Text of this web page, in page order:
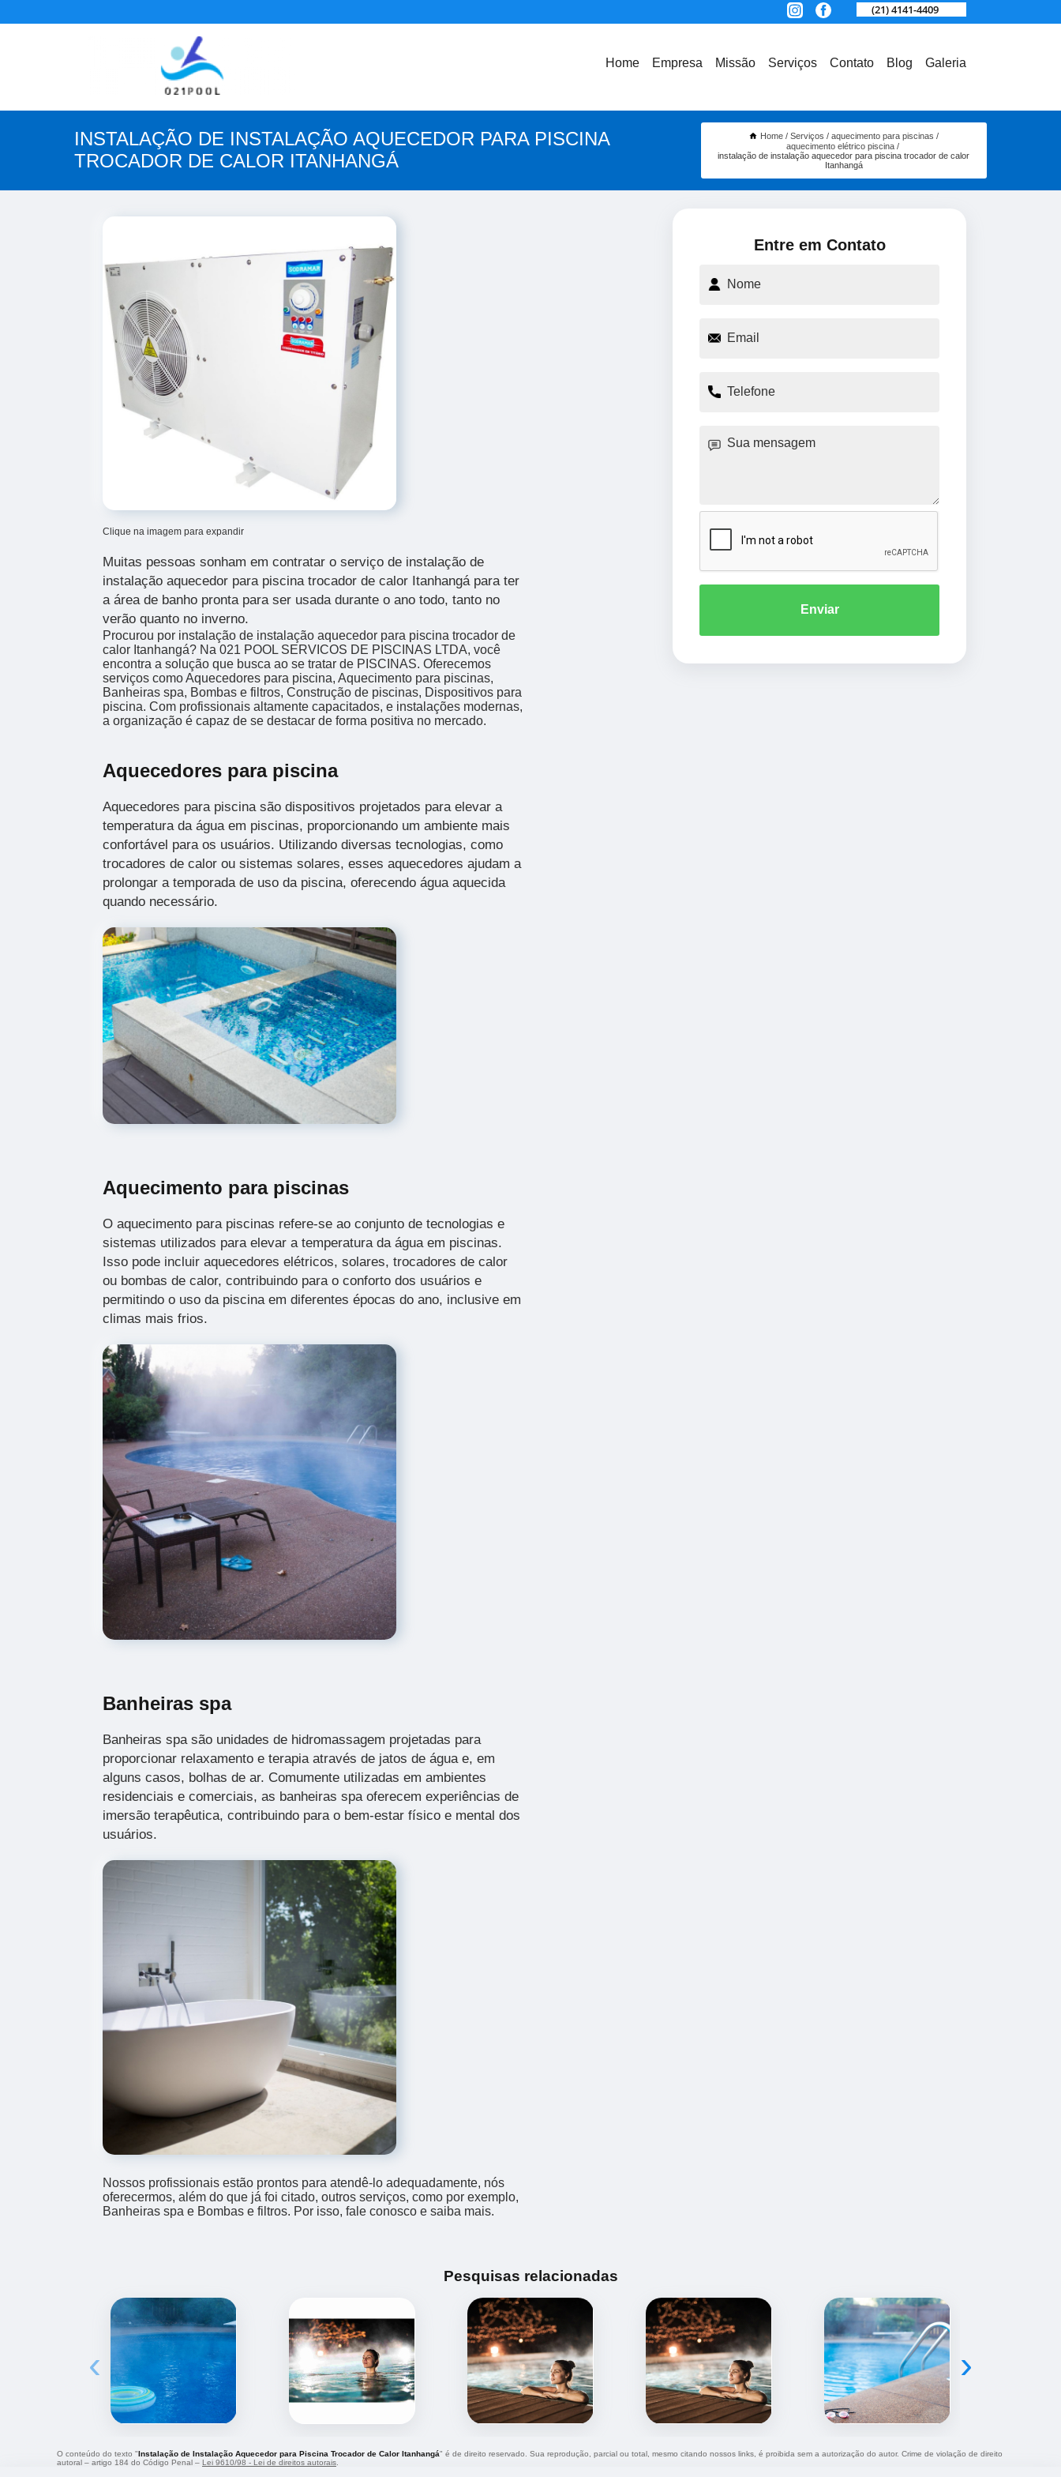
(21) 4141-4409
Home Empresa Missão Serviços Contato Blog Galeria
INSTALAÇÃO DE INSTALAÇÃO AQUECEDOR PARA PISCINA
TROCADOR DE CALOR ITANHANGÁ
Home Serviços
aquecimento para piscinas
aquecimento elétrico piscina
instalação de instalação aquecedor para piscina trocador de calor
Itanhangá
Clique na imagem para expandir
Muitas pessoas sonham em contratar o serviço de instalação de
instalação aquecedor para piscina trocador de calor Itanhangá para ter
a área de banho pronta para ser usada durante o ano todo, tanto no
verão quanto no inverno.
Procurou por instalação de instalação aquecedor para piscina trocador de
calor Itanhangá? Na 021 POOL SERVICOS DE PISCINAS LTDA, você
encontra a solução que busca ao se tratar de PISCINAS. Oferecemos
serviços como Aquecedores para piscina, Aquecimento para piscinas,
Banheiras spa, Bombas e filtros, Construção de piscinas, Dispositivos para
piscina. Com profissionais altamente capacitados, e instalações modernas,
a organização é capaz de se destacar de forma positiva no mercado.
Aquecedores para piscina
Aquecedores para piscina são dispositivos projetados para elevar a
temperatura da água em piscinas, proporcionando um ambiente mais
confortável para os usuários. Utilizando diversas tecnologias, como
trocadores de calor ou sistemas solares, esses aquecedores ajudam a
prolongar a temporada de uso da piscina, oferecendo água aquecida
quando necessário.
Aquecimento para piscinas
O aquecimento para piscinas refere-se ao conjunto de tecnologias e
sistemas utilizados para elevar a temperatura da água em piscinas.
Isso pode incluir aquecedores elétricos, solares, trocadores de calor
ou bombas de calor, contribuindo para o conforto dos usuários e
permitindo o uso da piscina em diferentes épocas do ano, inclusive em
climas mais frios.
Banheiras spa
Banheiras spa são unidades de hidromassagem projetadas para
proporcionar relaxamento e terapia através de jatos de água e, em
alguns casos, bolhas de ar. Comumente utilizadas em ambientes
residenciais e comerciais, as banheiras spa oferecem experiências de
imersão terapêutica, contribuindo para o bem-estar físico e mental dos
usuários.
Nossos profissionais estão prontos para atendê-lo adequadamente, nós
oferecermos, além do que já foi citado, outros serviços, como por exemplo,
Banheiras spa e Bombas e filtros. Por isso, fale conosco e saiba mais.
Entre em Contato
Enviar
Pesquisas relacionadas
‹ ›
O conteúdo do texto "Instalação de Instalação Aquecedor para Piscina Trocador de Calor Itanhangá" é de direito reservado. Sua reprodução, parcial ou total, mesmo citando nossos links, é proibida sem a autorização do autor. Crime de violação de direito
autoral – artigo 184 do Código Penal – Lei 9610/98 - Lei de direitos autorais